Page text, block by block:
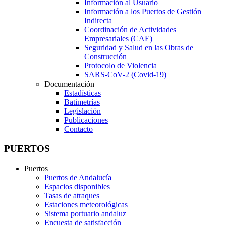
Información al Usuario
Información a los Puertos de Gestión
Indirecta
Coordinación de Actividades
Empresariales (CAE)
Seguridad y Salud en las Obras de
Construcción
Protocolo de Violencia
SARS-CoV-2 (Covid-19)
Documentación
Estadísticas
Batimetrías
Legislación
Publicaciones
Contacto
PUERTOS
Puertos
Puertos de Andalucía
Espacios disponibles
Tasas de atraques
Estaciones meteorológicas
Sistema portuario andaluz
Encuesta de satisfacción